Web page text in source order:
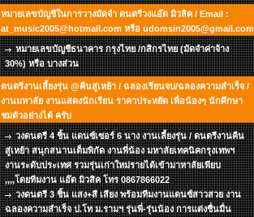
หมายเลขบัญชีในการวางมัดจำ ดนตรีวงแอ๊ด มิวสิค / Email :
at_music2005@hotmail.com หรือ udomsin2005@gmail.com
หมายเลขบัญชีธนาคาร กรุงไทย /กสิกรไทย (มัดจำค่าจ้าง
30%) หรือ บางส่วน
ดนตรีงานเลี้ยงรุ่น @คืนสู่เหย้า / ฉลองเรียนจบ/ฉลองความสำเร็จ /
งานมหาลัย งานแสดงนักเรียน ราคาประหยัด เพื่อน้องๆ นักศึกษา
ชมตัวอย่างได้ ครับ
วงดนตรี 4 ชิ้น แดนซ์เซอร์ 6 นาง งานเลี้ยงรุ่น / ดนตรีงานคืน
สู่เหย้า สนุกสนานเต็มพิกัด งานพี่น้อง มหาลัยเทคนิคกรุงเทพฯ
งานระดับประเทศ รวมรุ่นเก่าใหม่รายได้เข้ามาหาลัยเพียบ
,,,,โดยทีมงาน แอ๊ด มิวสิค โทร 0867866022
วงดนตรี 3 ชิ้น แสง+สี เสียง พร้อมทีมงานแดนซ์สาวสวย งาน
ฉลองความสำเร็จ ป.โท ม.รามฯ รุ่นพี่-รุ่นน้อง การแต่งชื่นมื่น